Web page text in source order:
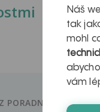
Náš
tak
mohl
vám